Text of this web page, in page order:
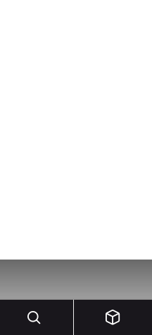
Giant